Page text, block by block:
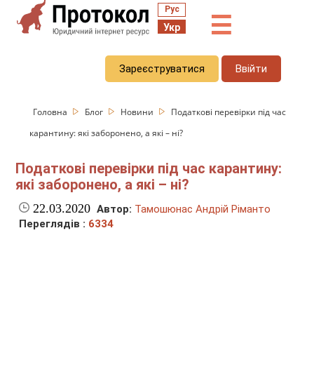
Рус
Укр ☰
Зареєструватися Ввійти
Головна Блог Новини
Податкові перевірки під час
карантину: які заборонено, а які – ні?
Податкові перевірки під час карантину:
які заборонено, а які – ні?
22.03.2020 Автор: Тамошюнас Андрій Ріманто
Переглядів : 6334